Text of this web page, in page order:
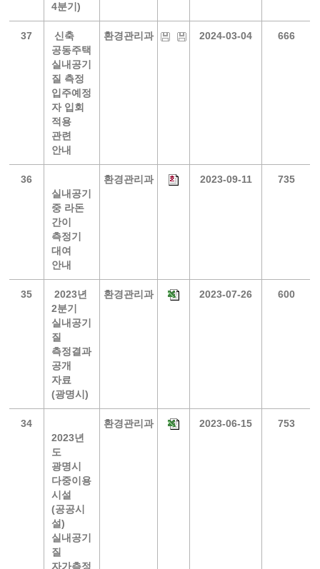
4분기)
37
신축
공동주택
실내공기
질 측정
입주예정
자 입회
적용
관련
안내
환경관리과 2024-03-04 666
36
실내공기
중 라돈
간이
측정기
대여
안내
환경관리과 2023-09-11 735
35
2023년
2분기
실내공기
질
측정결과
공개
자료
(광명시)
환경관리과 2023-07-26 600
34
2023년
도
광명시
다중이용
시설
(공공시
설)
실내공기
질
자가측정
환경관리과 2023-06-15 753